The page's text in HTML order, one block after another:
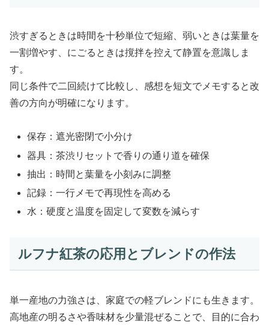
渋すぎるときは時間を十秒単位で短縮、弱いときは葉量を
一割増やす、にごるときは撹拌を控えて静置を意識しま
す。
同じ条件で二回続けて比較し、感想を短文でメモすると改
善の方向が明確になります。
保存：遮光密閉で小分け
器具：茶渋リセットで香りの通り道を確保
抽出：時間と葉量を小刻みに調整
記録：一行メモで再現性を高める
水：硬度と温度を固定して変数を減らす
ルフナ紅茶の応用とブレンドの作法
単一産地の力強さは、家庭での軽ブレンドにも生きます。
高地産の明るさや香味材を少量混ぜることで、目的に合わ